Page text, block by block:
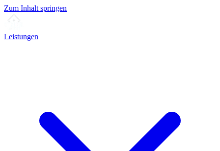
Zum Inhalt springen
Leistungen